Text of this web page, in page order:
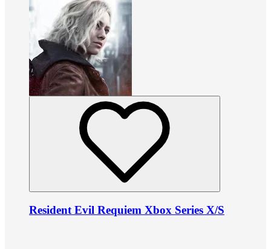
Resident Evil Requiem Xbox Series X/S